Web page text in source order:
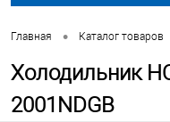
Главная • Каталог товаров
Холодильник
2001NDGB